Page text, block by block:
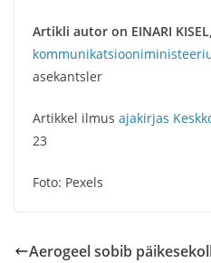
Artikli autor on EINARI KISEL,
asekantsler
Artikkel ilmus ajakirjas
23
Foto: Pexels
Aerogeel sobib